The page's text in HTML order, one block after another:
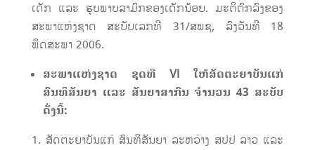
ເດັກ ແລະ ຮູບພາບລາມົກຂອງເດັກນ້ອຍ. ມະຕິຕົກລົງຂອງ
ສະພາແຫ່ງຊາດ ສະບັບເລກທີ 31/ສພຊ, ລົງວັນທີ 18
ພຶດສະພາ 2006.
ສະພາແຫ່ງຊາດ ຊຸດທີVI
ໃຫ້ສັດຕະຍາບັນແກ່
ສົນທິສັນຍາ ແລະ ສັນຍາສາກົນ ຈໍານວນ43 ສະບັບ
ດັ່ງນີ້:
ສັດຕະຍາບັນແກ່ ສົນທິສັນຍາ ລະຫວ່າງ ສປປ ລາວ ແລະ